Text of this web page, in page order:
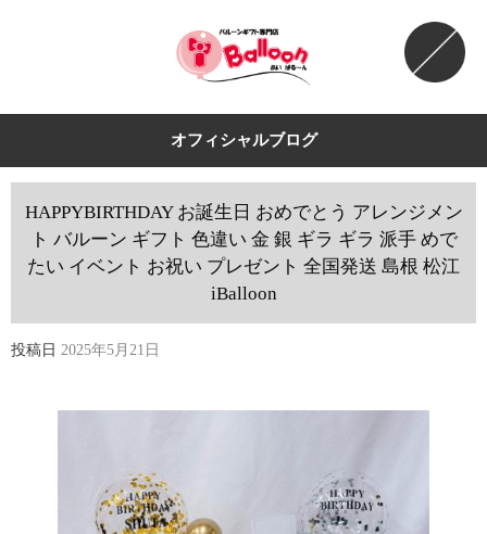
オフィシャルブログ
HAPPYBIRTHDAY お誕生日 おめでとう アレンジメン
ト バルーン ギフト 色違い 金 銀 ギラ ギラ 派手 めで
たい イベント お祝い プレゼント 全国発送 島根 松江
iBalloon
投稿日 2025年5月21日